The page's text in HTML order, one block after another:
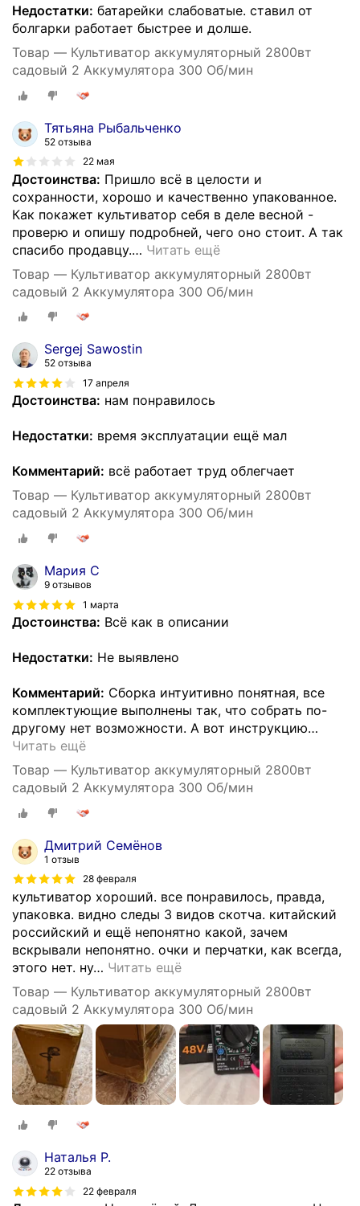
Недостатки: батарейки слабоватые. ставил от
болгарки работает быстрее и долше.
Товар — Культиватор аккумуляторный 2800вт
садовый 2 Аккумулятора 300 Об/мин
Тятьяна Рыбальченко
52 отзыва
22 мая
Достоинства: Пришло всё в целости и
сохранности, хорошо и качественно упакованное.
Как покажет культиватор себя в деле весной -
проверю и опишу подробней, чего оно стоит. А так
спасибо продавцу.… Читать ещё
Товар — Культиватор аккумуляторный 2800вт
садовый 2 Аккумулятора 300 Об/мин
Sergej Sawostin
52 отзыва
17 апреля
Достоинства: нам понравилось
Недостатки: время эксплуатации ещё мал
Комментарий: всё работает труд облегчает
Товар — Культиватор аккумуляторный 2800вт
садовый 2 Аккумулятора 300 Об/мин
Мария С
9 отзывов
1 марта
Достоинства: Всё как в описании
Недостатки: Не выявлено
Комментарий: Сборка интуитивно понятная, все
комплектующие выполнены так, что собрать по-
другому нет возможности. А вот инструкцию…
Читать ещё
Товар — Культиватор аккумуляторный 2800вт
садовый 2 Аккумулятора 300 Об/мин
Дмитрий Семёнов
1 отзыв
28 февраля
культиватор хороший. все понравилось, правда,
упаковка. видно следы 3 видов скотча. китайский
российский и ещё непонятно какой, зачем
вскрывали непонятно. очки и перчатки, как всегда,
этого нет. ну… Читать ещё
Товар — Культиватор аккумуляторный 2800вт
садовый 2 Аккумулятора 300 Об/мин
Наталья Р.
22 отзыва
22 февраля